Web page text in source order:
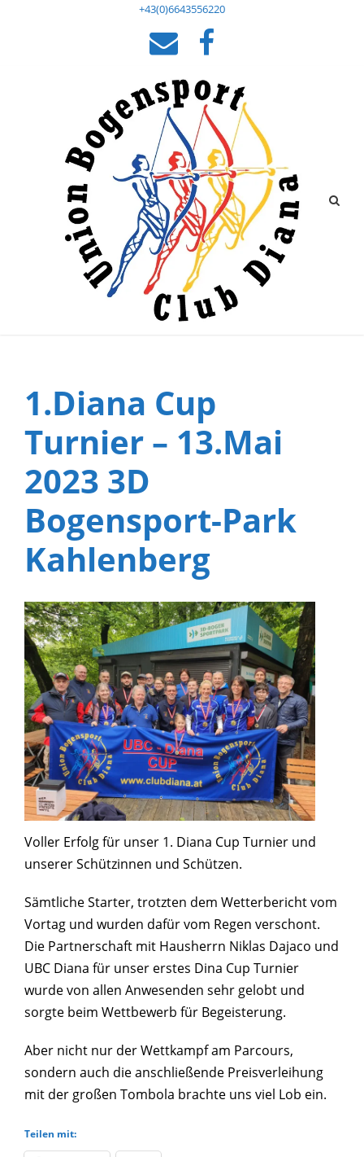
+43(0)6643556220
1.Diana Cup
Turnier – 13.Mai
2023 3D
Bogensport-Park
Kahlenberg
Voller Erfolg für unser 1. Diana Cup Turnier und
unserer Schützinnen und Schützen.
Sämtliche Starter, trotzten dem Wetterbericht vom
Vortag und wurden dafür vom Regen verschont.
Die Partnerschaft mit Hausherrn Niklas Dajaco und
UBC Diana für unser erstes Dina Cup Turnier
wurde von allen Anwesenden sehr gelobt und
sorgte beim Wettbewerb für Begeisterung.
Aber nicht nur der Wettkampf am Parcours,
sondern auch die anschließende Preisverleihung
mit der großen Tombola brachte uns viel Lob ein.
Teilen mit: